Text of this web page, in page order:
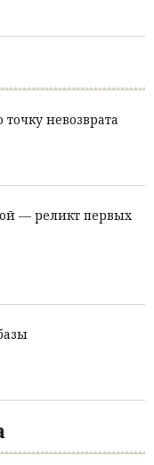
невозврата
— реликт первых